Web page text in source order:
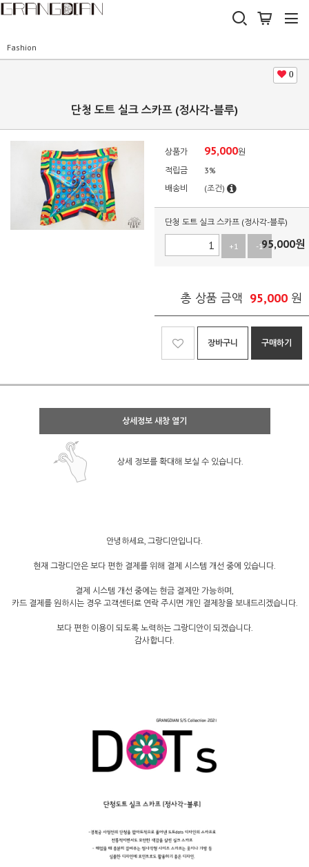
Fashion
0
단청 도트 실크 스카프 (정사각-블루)
상품가 95,000원
적립금
3%
배송비
(조건)
단청 도트 실크 스카프 (정사각-블루)
+1 -195,000원
총 상품 금액 95,000 원
장바구니 구매하기
상세정보 새창 열기
상세 정보를 확대해 보실 수 있습니다.
안녕하세요, 그랑디안입니다.
현재 그랑디안은 보다 편한 결제를 위해 결제 시스템 개선 중에 있습니다.
결제 시스템 개선 중에는 현금 결제만 가능하며,
카드 결제를 원하시는 경우 고객센터로 연락 주시면 개인 결제창을 보내드리겠습니다.
보다 편한 이용이 되도록 노력하는 그랑디안이 되겠습니다.
감사합니다.